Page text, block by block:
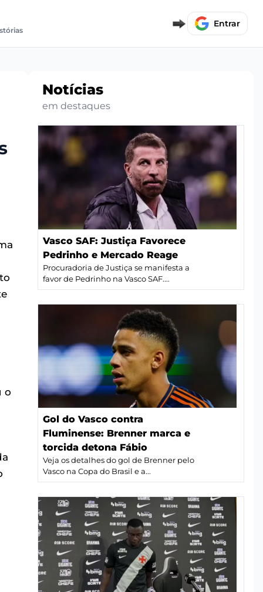
Entrar
o
Notícias
em destaques
Vasco SAF: Justiça Favorece
Pedrinho e Mercado Reage
Procuradoria de Justiça se manifesta a
favor de Pedrinho na Vasco SAF....
Gol do Vasco contra
Fluminense: Brenner marca e
torcida detona Fábio
Veja os detalhes do gol de Brenner pelo
Vasco na Copa do Brasil e a...